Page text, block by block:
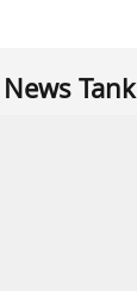
News Tank